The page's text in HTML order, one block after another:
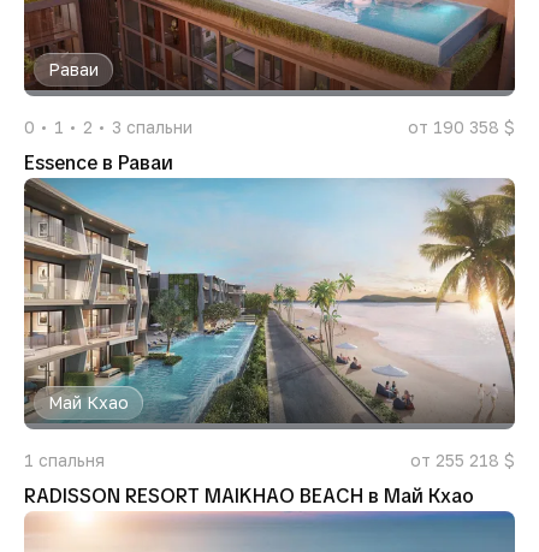
Раваи
0 1 2 3 спальни от 190 358 $
Essence в Раваи
Май Кхао
1 спальня от 255 218 $
RADISSON RESORT MAIKHAO BEACH в Май Кхао